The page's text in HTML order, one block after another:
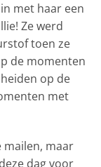
met haar een
Ze werd
toen ze
de momenten
op de
met
mailen, maar
dag voor